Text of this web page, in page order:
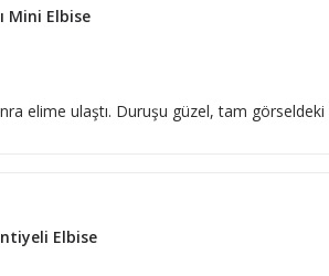
Mini Elbise
elime ulaştı. Duruşu güzel, tam
Elbise